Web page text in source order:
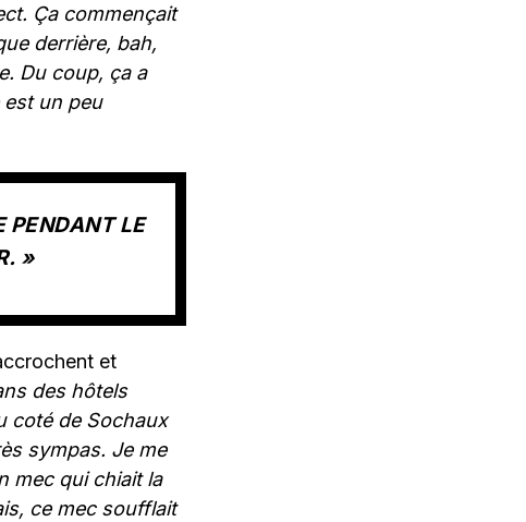
Ça commençait
derrière, bah,
Du coup, ça a
un peu
PENDANT LE
»
et
des hôtels
coté de Sochaux
sympas. Je me
mec qui chiait la
ce mec soufflait